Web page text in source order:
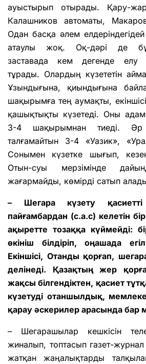
ауыстырып отырады. Қару-
Калашников автоматы,
Одан басқа әлем
атаулы жоқ. Оқ-дәрі де
заставада кем дегенде елу
тұрады. Олардың күзететін
Ұзындығына, қиындығына
шақырымға тең аумақты,
қашықтықты күзетеді. Оны
3-4 шақырымнан тиеді. Әр
талғамайтын 3-4 «Уазик»,
Сонымен күзетке шығып,
Отын-суы мерзімінде
жағармайды, көмірді сатып
– Шегара күзету
пайғамбардан (с.а.с) келетін
ақыретте тозаққа күймейді:
өкініш білдіріп, оңашада
Екіншісі, Отанды қорғап,
делінеді. Қазақтың жер
жақсы білгендіктен, қасиет
күзетуді отаншылдық,
қарау әскерилер арасында бар
– Шегарашылар кешкісін
жиналып, топтасып газет-
жатқан жаңалықтарды